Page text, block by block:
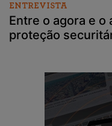
ENTREVISTA
Entre o agora e o
proteção